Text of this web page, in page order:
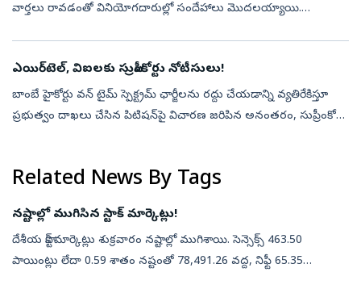
వార్తలు రావడంతో వినియోగదారుల్లో సందేహాలు మొదలయ్యాయి.
ఎయిర్‌టెల్, విఐలకు సుప్రీంకోర్టు నోటీసులు!
బాంబే హైకోర్టు వన్ టైమ్ స్పెక్ట్రమ్ ఛార్జీలను రద్దు చేయడాన్ని వ్యతిరేకిస్తూ
ప్రభుత్వం దాఖలు చేసిన పిటిషన్‌పై విచారణ జరిపిన అనంతరం, సుప్రీంకోర్టు
Related News By Tags
నష్టాల్లో ముగిసిన స్టాక్ మార్కెట్లు!
దేశీయ స్టాక్ మార్కెట్లు శుక్రవారం నష్టాల్లో ముగిశాయి. సెన్సెక్స్ 463.50
పాయింట్లు లేదా 0.59 శాతం నష్టంతో 78,491.26 వద్ద, నిఫ్టీ 65.35